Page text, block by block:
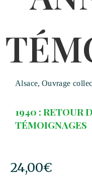
Alsace, Ouvrage
1940 : RETOUR
TÉMOIGNAGES
24,00€